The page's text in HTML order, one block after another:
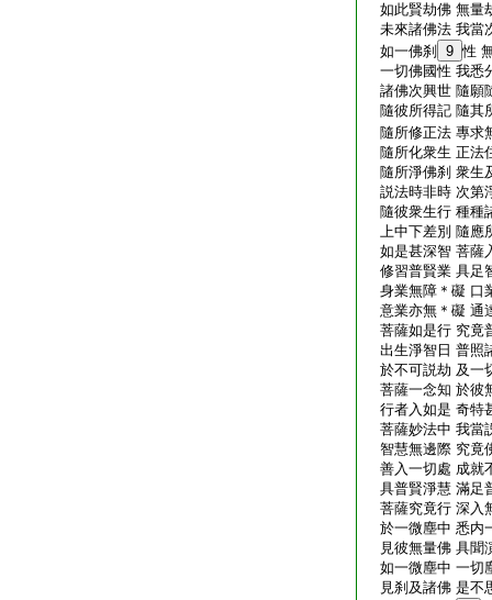
如此賢劫佛 無量
未來諸佛法 我當
如一佛刹
9 性
一切佛國性 我悉
諸佛次興世 隨願
隨彼所得記 隨其
隨所修正法 專求
隨所化衆生 正法
隨所淨佛刹 衆生
説法時非時 次第
隨彼衆生行 種種
上中下差別 隨應
如是甚深智 菩薩
修習普賢業 具足
身業無障＊礙 口
意業亦無＊礙 通
菩薩如是行 究竟
出生淨智日 普照
於不可説劫 及一
菩薩一念知 於彼
行者入如是 奇特
菩薩妙法中 我當
智慧無邊際 究竟
善入一切處 成就
具普賢淨慧 滿足
菩薩究竟行 深入
於一微塵中 悉内
見彼無量佛 具聞
如一微塵中 一切
見刹及諸佛 是不